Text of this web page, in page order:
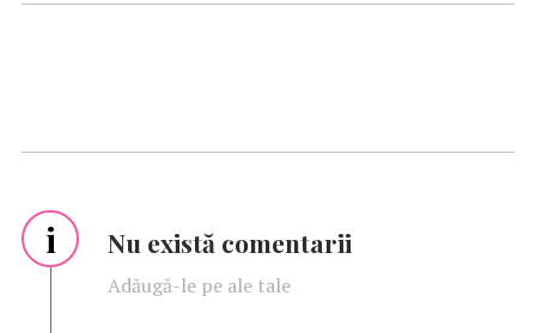
i Nu există comentarii
Adăugă-le pe ale tale